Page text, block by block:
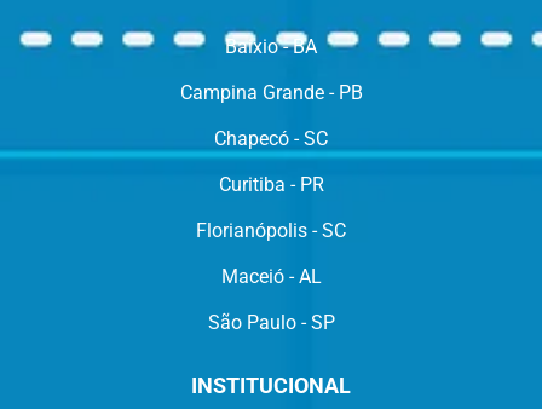
Baixio - BA
Campina Grande - PB
Chapecó - SC
Curitiba - PR
Florianópolis - SC
Maceió - AL
São Paulo - SP
INSTITUCIONAL